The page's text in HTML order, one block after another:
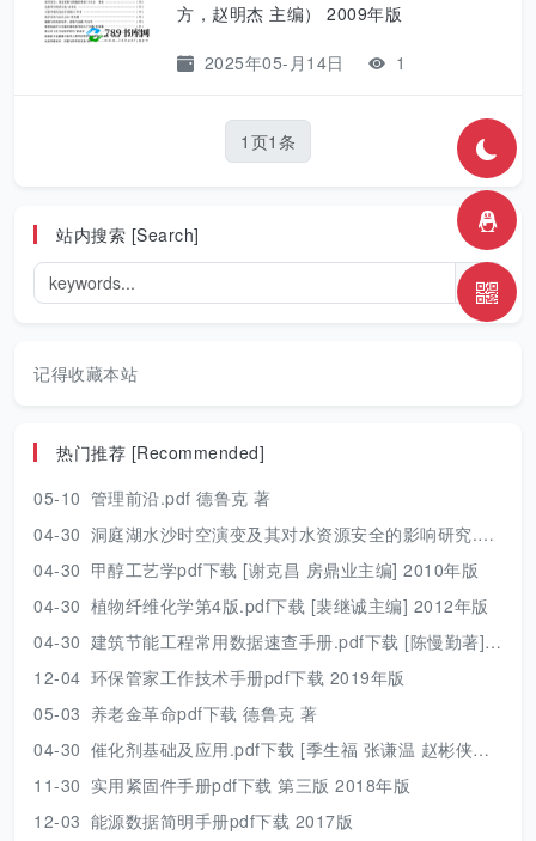
方，赵明杰 主编） 2009年版
2025年05-月14日 1
1页1条
站内搜索 [Search]
记得收藏本站
热门推荐 [Recommended]
05-10 管理前沿.pdf 德鲁克 著
04-30 洞庭湖水沙时空演变及其对水资源安全的影响研究.pdf 胡光伟 著 2017年版
04-30 甲醇工艺学pdf下载 [谢克昌 房鼎业主编] 2010年版
04-30 植物纤维化学第4版.pdf下载 [裴继诚主编] 2012年版
04-30 建筑节能工程常用数据速查手册.pdf下载 [陈慢勤著] 2010年版
12-04 环保管家工作技术手册pdf下载 2019年版
05-03 养老金革命pdf下载 德鲁克 著
04-30 催化剂基础及应用.pdf下载 [季生福 张谦温 赵彬侠编] 2011年版
11-30 实用紧固件手册pdf下载 第三版 2018年版
12-03 能源数据简明手册pdf下载 2017版